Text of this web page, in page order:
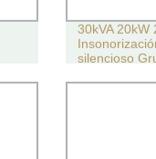
30kVA 20kW
silencioso